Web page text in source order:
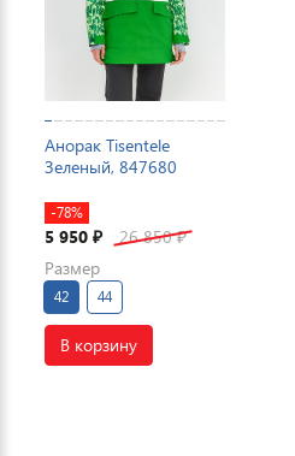
Анорак Tisentele
Зеленый, 847680
-78%
5 950 ₽ 26 850₽
Размер
42 44
В корзину